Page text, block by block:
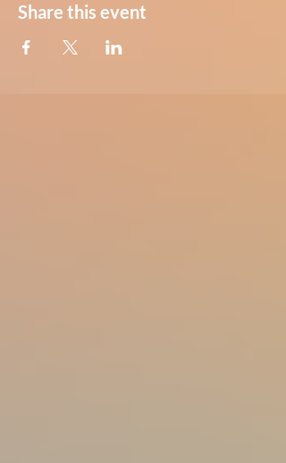
Share this event